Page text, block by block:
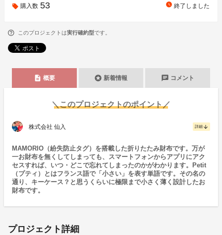
購入数 53 watch_later 終了しました
このプロジェクトは実行確約型です。
description 概要 stars 新着情報 chat コメント
＼このプロジェクトのポイント／
株式会社 仙入 詳細 arrow_downward
MAMORIO（紛失防止タグ）を搭載した折りたたみ財布です。万が
一お財布を無くしてしまっても、スマートフォンからアプリにアク
セスすれば、いつ・どこで忘れてしまったのかがわかります。Petit
（プティ）とはフランス語で「小さい」を表す単語です。その名の
通り、キーケース？と思うくらいに極限まで小さく薄く設計したお
財布です。
プロジェクト詳細